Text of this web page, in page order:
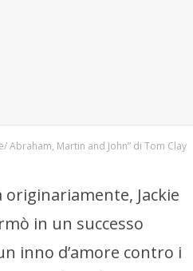
Abraham, Martin and John” di Tom Clay
Jackie
in un successo
inno d’amore contro i